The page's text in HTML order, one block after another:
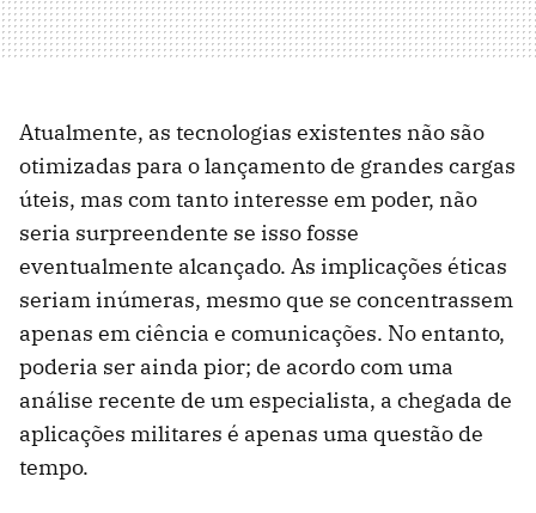
Atualmente, as tecnologias existentes não são
otimizadas para o lançamento de grandes cargas
úteis, mas com tanto interesse em poder, não
seria surpreendente se isso fosse
eventualmente alcançado. As implicações éticas
seriam inúmeras, mesmo que se concentrassem
apenas em ciência e comunicações. No entanto,
poderia ser ainda pior; de acordo com uma
análise recente de um especialista, a chegada de
aplicações militares é apenas uma questão de
tempo.